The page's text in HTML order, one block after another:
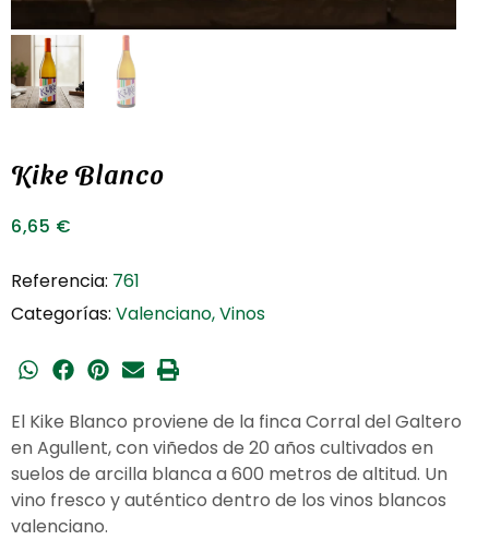
Kike Blanco
6,65 €
Referencia: 761
Categorías: Valenciano,Vinos
El Kike Blanco proviene de la finca Corral del Galtero
en Agullent, con viñedos de 20 años cultivados en
suelos de arcilla blanca a 600 metros de altitud. Un
vino fresco y auténtico dentro de los vinos blancos
valenciano.